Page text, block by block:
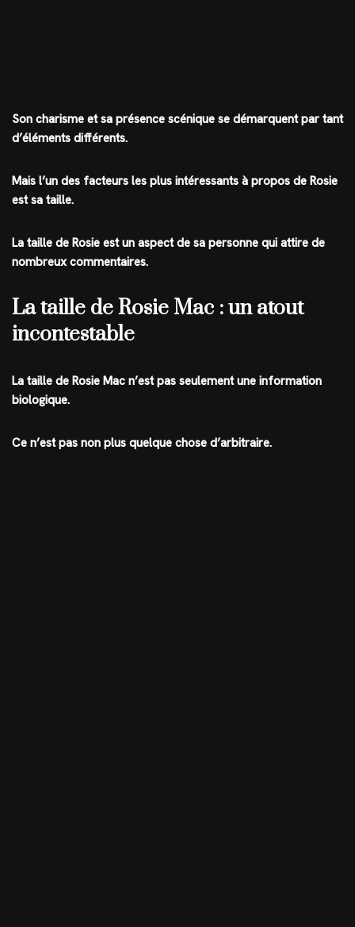
Son charisme et sa présence scénique se démarquent par tant
d’éléments différents.
Mais l’un des facteurs les plus intéressants à propos de Rosie
est sa taille.
La taille de Rosie est un aspect de sa personne qui attire de
nombreux commentaires.
La taille de Rosie Mac : un atout
incontestable
La taille de Rosie Mac n’est pas seulement une information
biologique.
Ce n’est pas non plus quelque chose d’arbitraire.